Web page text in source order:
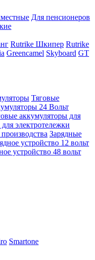
Для пенсионеров
Rutrike Шкипер Rutrike
Greencamel Skyboard GT
Тяговые
24 Вольт
аккумуляторы для
электротележки
Зарядные
устройство 12 вольт
устройство 48 вольт
Smartone